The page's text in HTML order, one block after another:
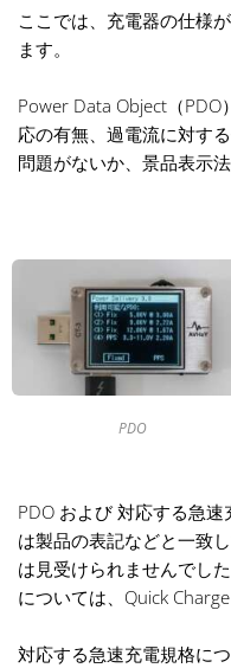
ここでは、充電器の仕様
ます。
Power Data Object（PDO
応の有無、過電流に対す
問題がないか、景品表示
PDO
PDO および 対応する急
は製品の表記などと一致
は見受けられませんでし
については、Quick
対応する急速充電規格に